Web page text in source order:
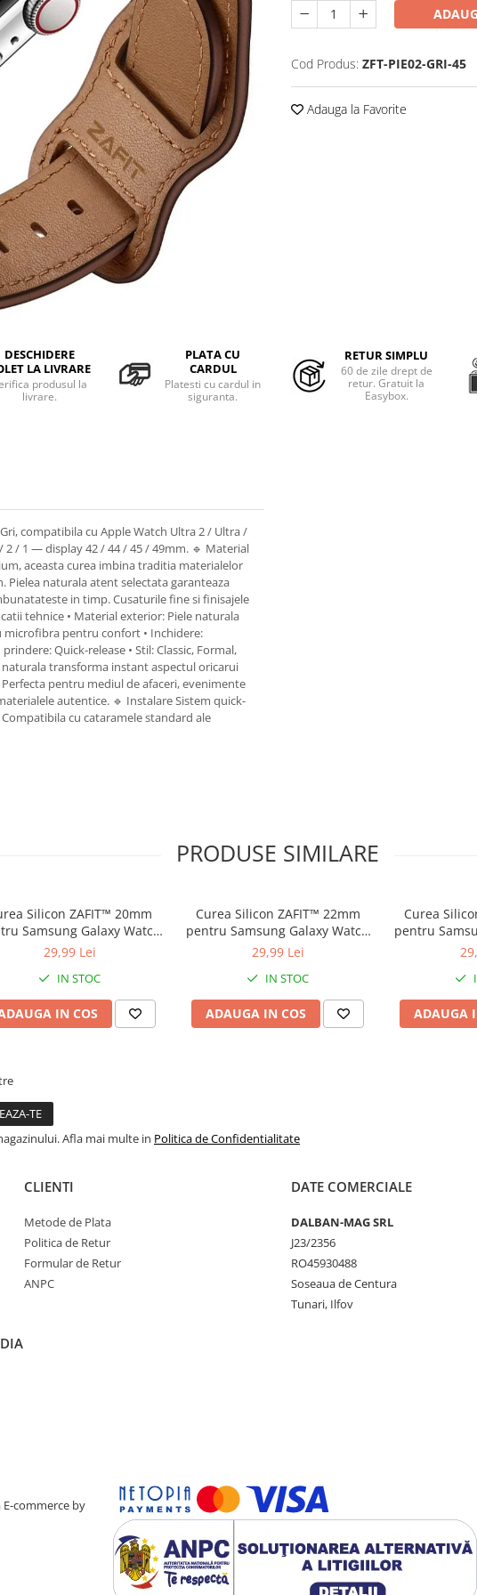
Cod Produs: ZFT-PIE02-GRI-45
Adauga la Favorite
DESCHIDERE
LA LIVRARE
produsul la
livrare.
PLATA CU
CARDUL
Platesti cu cardul in
siguranta.
RETUR SIMPLU
60 de zile drept de
retur. Gratuit la
Easybox.
compatibila cu Apple Watch Ultra 2 / Ultra /
2 / 1 — display 42 / 44 / 45 / 49mm. 🔹 Material
aceasta curea imbina traditia materialelor
naturala atent selectata garanteaza
in timp. Cusaturile fine si finisajele
tehnice • Material exterior: Piele naturala
microfibra pentru confort • Inchidere:
Quick-release • Stil: Classic, Formal,
naturala transforma instant aspectul oricarui
pentru mediul de afaceri, evenimente
autentice. 🔹 Instalare Sistem quick-
cu cataramele standard ale
PRODUSE SIMILARE
Silicon ZAFIT™ 20mm
Samsung Galaxy Watch
5/4/Active 2, Huawei Watch
Amazfit GTS si orice ceas
20mm, Rosu.
29,99 Lei
IN STOC
IN COS
Curea Silicon ZAFIT™ 22mm
pentru Samsung Galaxy Watch
Ultra/7/6 Classic/5 Pro, Huawei
Fenix, Amazfit GTR si orice ceas
22mm, Alb.
29,99 Lei
IN STOC
ADAUGA IN COS
Curea
pentru
7/6/5/4/
Amazfit
ADAUGA
Afla mai multe in Politica de Confidentialitate
CLIENTI
Metode de Plata
Politica de Retur
Formular de Retur
ANPC
DATE COMERCIALE
DALBAN-MAG SRL
J23/2356
RO45930488
Soseaua de Centura
Tunari, Ilfov
commerce by